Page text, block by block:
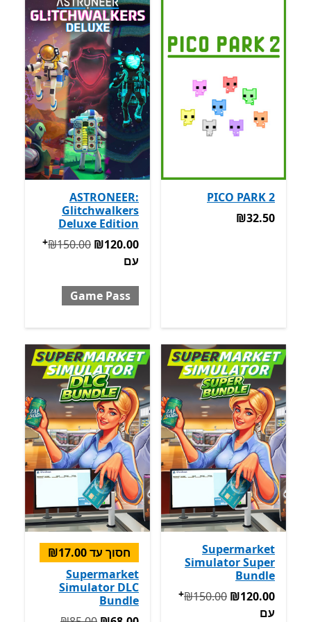
PICO PARK 2
‪₪32.50‬
‪₪32.50‬
ASTRONEER:
Glitchwalkers
Deluxe Edition
המקורי ‪₪150.00‬ עכשיו ‪₪120.00‬ עם Game Pass
‪₪150.00‬ ‪₪120.00‬
+
עם
Game Pass
Supermarket
Simulator Super
Bundle
המקורי ‪₪150.00‬ עכשיו ‪₪120.00‬ עם Game Pass
‪₪150.00‬ ‪₪120.00‬
+
עם
חסוך עד ‪₪17.00‬
Supermarket
Simulator DLC
Bundle